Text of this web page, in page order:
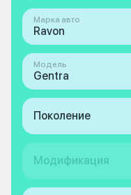
Марка авто
Ravon
Модель
Gentra
Поколение
Модификация